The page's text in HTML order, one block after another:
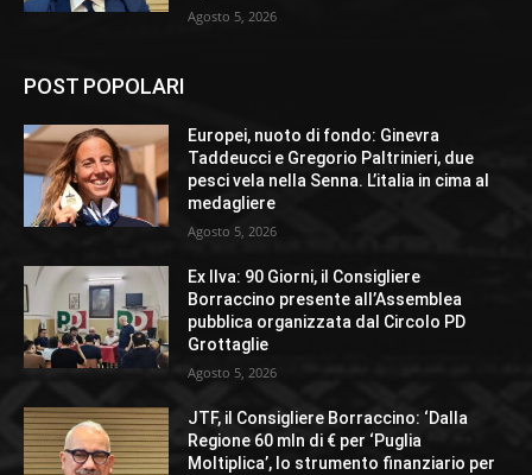
Agosto 5, 2026
POST POPOLARI
Europei, nuoto di fondo: Ginevra
Taddeucci e Gregorio Paltrinieri, due
pesci vela nella Senna. L’italia in cima al
medagliere
Agosto 5, 2026
Ex Ilva: 90 Giorni, il Consigliere
Borraccino presente all’Assemblea
pubblica organizzata dal Circolo PD
Grottaglie
Agosto 5, 2026
JTF, il Consigliere Borraccino: ‘Dalla
Regione 60 mln di € per ‘Puglia
Moltiplica’, lo strumento finanziario per